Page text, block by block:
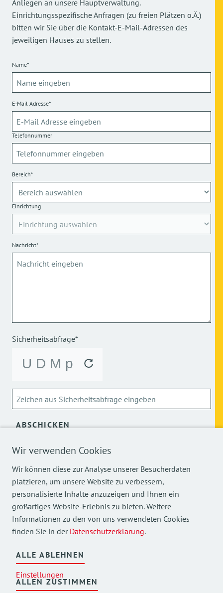
Wir verwenden Cookies
Wir können diese zur Analyse unserer Besucherdaten
platzieren, um unsere Website zu verbessern,
personalisierte Inhalte anzuzeigen und Ihnen ein
großartiges Website-Erlebnis zu bieten. Weitere
Informationen zu den von uns verwendeten Cookies
finden Sie in der Datenschutzerklärung.
ALLE ABLEHNEN
Einstellungen
ALLEN ZUSTIMMEN
Anliegen an unsere Hauptverwaltung.
Einrichtungsspezifische Anfragen (zu freien Plätzen o.Ä.)
bitten wir Sie über die Kontakt-E-Mail-Adressen des
jeweiligen Hauses zu stellen.
Name*
E-Mail Adresse*
Telefonnummer
Bereich*
Einrichtung
Nachricht*
Sicherheitsabfrage*
ABSCHICKEN
Über die Verarbeitung meiner personenbezogenen Daten
Mehr Einblicke in unsere Arbeit finden Sie auch auf
unseren Social Media Kanälen.